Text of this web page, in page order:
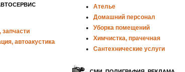
автоакустика
Ателье
Домашний персонал
Уборка помещений
Химчистка, прачечная
Сантехнические услуги